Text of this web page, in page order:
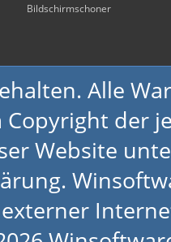
Bildschirmschoner
Alle
der
Website